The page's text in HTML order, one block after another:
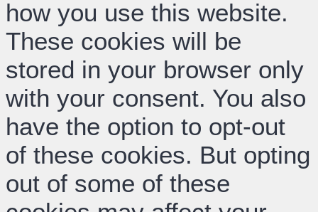
how you use this website.
These cookies will be
stored in your browser only
with your consent. You also
have the option to opt-out
of these cookies. But opting
out of some of these